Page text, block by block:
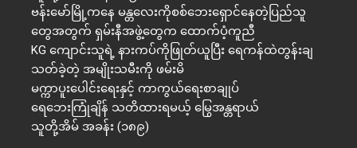
ဗန်းမော်မြို့ကနေ မန္တလေးကိုစစ်ဘေးရှောင်နေတဲ့ပြည်သူ
တွေအတွက် ရှမ်းနီအဖွဲ့တွေက ထောက်ပံ့ကူညီ
KG ကျောင်းသူရဲ့ နားကပ်ကိုဖြုတ်ယူပြီး ရေကန်ထဲတွန်းချ
သတ်ခဲ့တဲ့ အမျိုးသမီးကို ဖမ်းမိ
မက္ကာပူးပေါင်းရေးနှင့် ကာကွယ်ရေးစာချုပ်
ရေဘေးကြုံချိန် သတိထားရမယ့် မြွေအန္တရာယ်
သူတို့အိမ် အခန်း (၁၈၉)